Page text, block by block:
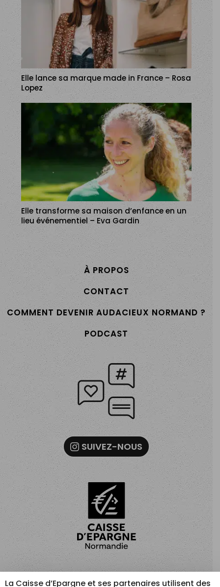
Elle lance sa marque made in France – Rosa
Lopez
Elle transforme sa maison d’enfance en un
lieu événementiel – Eva Gardin
À PROPOS
CONTACT
COMMENT DEVENIR AUDACIEUX NORMAND ?
PODCAST
SUIVEZ-NOUS
MENTIONS LÉGALES GESTION DES COOKIES
La Caisse d’Epargne et ses partenaires utilisent des